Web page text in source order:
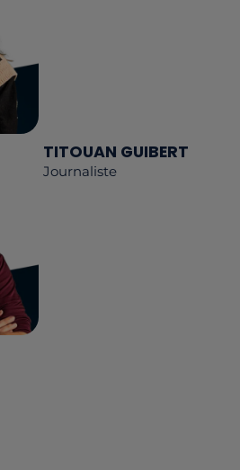
TITOUAN GUIBERT
Journaliste